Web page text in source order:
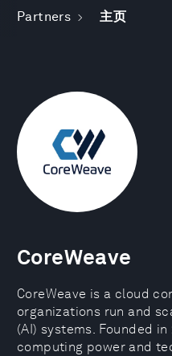
Partners 主页
CoreWeave
CoreWeave is a cloud
organizations run and
(AI) systems. Founded
computing power and